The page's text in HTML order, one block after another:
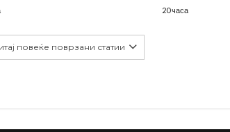
20 часа
повеќе поврзани статии